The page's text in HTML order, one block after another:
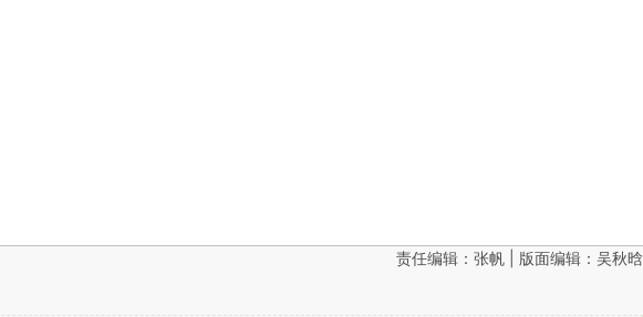
责任编辑：张帆 | 版面编辑：吴秋晗